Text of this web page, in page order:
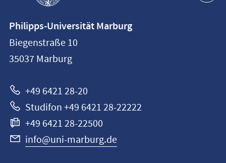
Philipps-
Universität
Marburg
Philipps-Universität Marburg
Biegenstraße 10
35037 Marburg
+49 6421 28-20
Studifon +49 6421 28-22222
+49 6421 28-22500
info@uni-marburg.de